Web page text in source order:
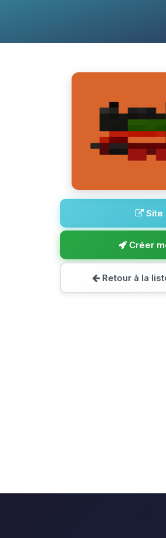
Site
Créer
Retour à la